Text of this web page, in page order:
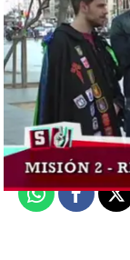
neox
Madrid
Publicado:13
Whatsapp X